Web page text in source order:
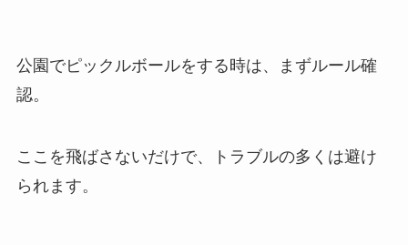
公園でピックルボールをする時は、まずルール確
認。
ここを飛ばさないだけで、トラブルの多くは避け
られます。